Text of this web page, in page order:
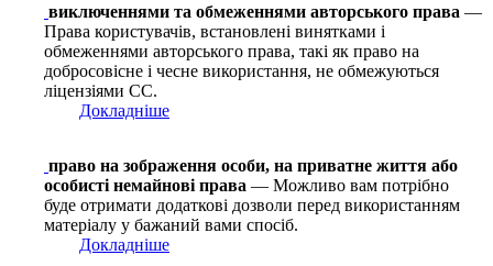
виключеннями та обмеженнями авторського права —
Права користувачів, встановлені винятками і
обмеженнями авторського права, такі як право на
добросовісне і чесне використання, не обмежуються
ліцензіями СС.
Докладніше
право на зображення особи, на приватне життя або
особисті немайнові права — Можливо вам потрібно
буде отримати додаткові дозволи перед використанням
матеріалу у бажаний вами спосіб.
Докладніше